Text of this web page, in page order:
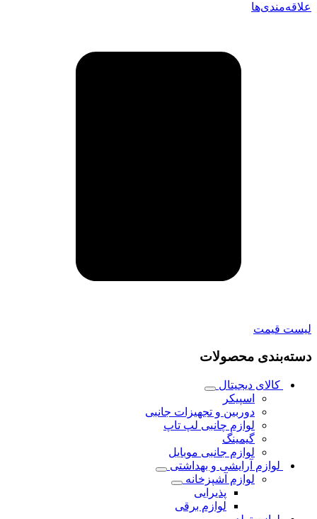
علاقه‌مندی‌ها
لیست قیمت
دسته‌بندی محصولات
کالای دیجیتال
اسپیکر
دوربین و تجهیزات جانبی
لوازم چانبی لپ تاپ
گیمینگ
لوازم جانبی موبایل
لوازم آرایشی و بهداشتی
لوازم آشپزخانه
پذیرایی
لوازم برقی